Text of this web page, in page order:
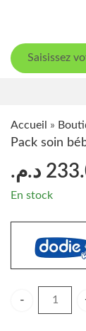
Accueil »
Pack soin
د.م.
En stock